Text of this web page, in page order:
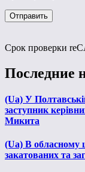
Срок проверки
Последние
(Ua) У
заступник
Микита
(Ua) В обласному
закатованих та